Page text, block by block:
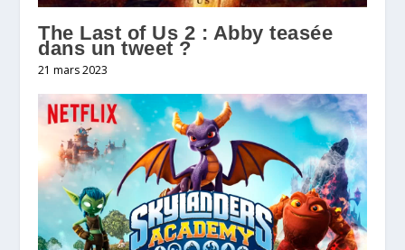
The Last of Us 2 : Abby teasée
dans un tweet ?
21 mars 2023